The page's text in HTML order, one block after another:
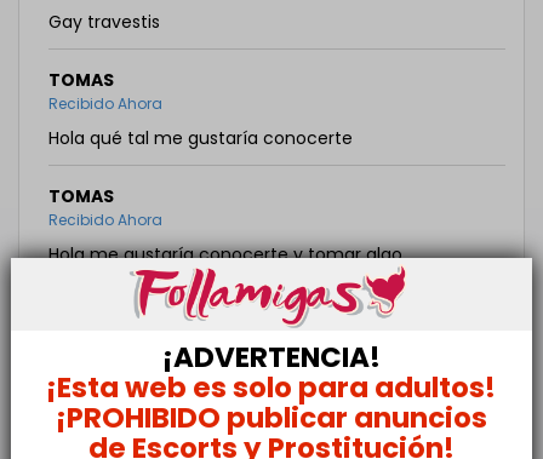
Gay travestis
TOMAS
Recibido Ahora
Hola qué tal me gustaría conocerte
TOMAS
Recibido Ahora
Hola me gustaría conocerte y tomar algo
MOHAMED
APOLO
Recibido hace una hora
¡ADVERTENCIA!
¡Esta web es solo para adultos!
¡PROHIBIDO publicar anuncios
de Escorts y Prostitución!